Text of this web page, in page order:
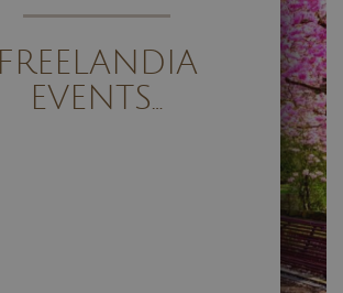
FREELANDIA
EVENTS…